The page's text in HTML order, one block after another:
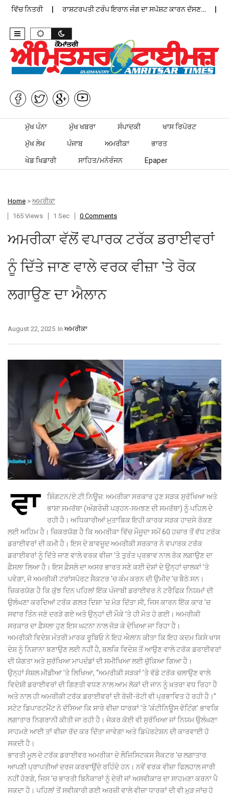
ਵਿੱਚ ਨਿਤਰੀ ਰਾਸ਼ਟਰਪਤੀ ਟਰੰਪ ਇਰਾਨ ਜੰਗ ਦਾ ਸਪੱਸ਼ਟ ਕਾਰਨ ਦੱਸਣ…
Skip to content
ਮੁੱਖ ਪੰਨਾ ਮੁੱਖ ਖਬਰਾ ਸੰਪਾਦਕੀ ਖਾਸ ਰਿਪੋਰਟ
ਮੁੱਖ ਲੇਖ ਪੰਜਾਬ ਅਮਰੀਕਾ ਭਾਰਤ
ਖੇਡ ਖਿਡਾਰੀ ਸਾਹਿਤ/ਮਨੋਰੰਜਨ Epaper
Home > ਅਮਰੀਕਾ
165 Views
1 Sec 0 Comments
ਅਮਰੀਕਾ ਵੱਲੋਂ ਵਪਾਰਕ ਟਰੱਕ ਡਰਾਈਵਰਾਂ
ਨੂੰ ਦਿੱਤੇ ਜਾਣ ਵਾਲੇ ਵਰਕ ਵੀਜ਼ਾ ’ਤੇ ਰੋਕ
ਲਗਾਉਣ ਦਾ ਐਲਾਨ
In ਅਮਰੀਕਾ
August 22, 2025
ਵਾ
ਸ਼ਿੰਗਟਨ/ਏ.ਟੀ.ਨਿਊਜ਼: ਅਮਰੀਕਾ ਸਰਕਾਰ ਹੁਣ ਸੜਕ ਸੁਰੱਖਿਆ ਅਤੇ
ਭਾਸ਼ਾ ਸਮਰੱਥਾ (ਅੰਗਰੇਜ਼ੀ ਪੜ੍ਹਨ-ਸਮਝਣ ਦੀ ਸਮਰੱਥਾ) ਨੂੰ ਪਹਿਲ ਦੇ
ਰਹੀ ਹੈ। ਅਧਿਕਾਰੀਆਂ ਮੁਤਾਬਿਕ ਇਹੀ ਕਾਰਕ ਸੜਕ ਹਾਦਸੇ ਰੋਕਣ
ਲਈ ਅਹਿਮ ਹੈ। ਜ਼ਿਕਰਯੋਗ ਹੈ ਕਿ ਅਮਰੀਕਾ ਵਿੱਚ ਮੌਜੂਦਾ ਸਮੇਂ 60 ਹਜ਼ਾਰ ਤੋਂ ਵੱਧ ਟਰੱਕ
ਡਰਾਈਵਰਾਂ ਦੀ ਕਮੀ ਹੈ। ਇਸ ਦੇ ਬਾਵਜੂਦ ਅਮਰੀਕੀ ਸਰਕਾਰ ਨੇ ਵਪਾਰਕ ਟਰੱਕ
ਡਰਾਈਵਰਾਂ ਨੂੰ ਦਿੱਤੇ ਜਾਣ ਵਾਲੇ ਵਰਕ ਵੀਜ਼ਾ ’ਤੇ ਤੁਰੰਤ ਪ੍ਰਭਾਵ ਨਾਲ ਰੋਕ ਲਗਾਉਣ ਦਾ
ਫ਼ੈਸਲਾ ਲਿਆ ਹੈ। ਇਸ ਫ਼ੈਸਲੇ ਦਾ ਅਸਰ ਭਾਰਤ ਸਣੇ ਕਈ ਦੇਸ਼ਾਂ ਦੇ ਉਨ੍ਹਾਂ ਚਾਲਕਾਂ ’ਤੇ
ਪਵੇਗਾ, ਜੋ ਅਮਰੀਕੀ ਟਰਾਂਸਪੋਰਟ ਸੈਕਟਰ ’ਚ ਕੰਮ ਕਰਨ ਦੀ ਉਮੀਦ ’ਚ ਬੈਠੇ ਸਨ।
ਜ਼ਿਕਰਯੋਗ ਹੈ ਕਿ ਕੁੱਝ ਦਿਨ ਪਹਿਲਾਂ ਇੱਕ ਪੰਜਾਬੀ ਡਰਾਈਵਰ ਨੇ ਟਰੈਫਿਕ ਨਿਯਮਾਂ ਦੀ
ਉਲੰਘਣਾ ਕਰਦਿਆਂ ਟਰੱਕ ਗਲਤ ਦਿਸ਼ਾ ’ਚ ਮੋੜ ਦਿੱਤਾ ਸੀ, ਜਿਸ ਕਾਰਨ ਇੱਕ ਕਾਰ ’ਚ
ਸਵਾਰ ਤਿੰਨ ਜਣੇ ਦਰੜੇ ਗਏ ਅਤੇ ਉਨ੍ਹਾਂ ਦੀ ਮੌਕੇ ’ਤੇ ਹੀ ਮੌਤ ਹੋ ਗਈ। ਅਮਰੀਕੀ
ਸਰਕਾਰ ਦਾ ਫ਼ੈਸਲਾ ਹੁਣ ਇਸ ਘਟਨਾ ਨਾਲ ਜੋੜ ਕੇ ਦੇਖਿਆ ਜਾ ਰਿਹਾ ਹੈ।
ਅਮਰੀਕੀ ਵਿਦੇਸ਼ ਮੰਤਰੀ ਮਾਰਕ ਰੂਬਿਓ ਨੇ ਇਹ ਐਲਾਨ ਕੀਤਾ ਕਿ ਇਹ ਕਦਮ ਕਿਸੇ ਖਾਸ
ਦੇਸ਼ ਨੂੰ ਨਿਸ਼ਾਨਾ ਬਣਾਉਣ ਲਈ ਨਹੀਂ ਹੈ, ਬਲਕਿ ਵਿਦੇਸ਼ ਤੋਂ ਆਉਣ ਵਾਲੇ ਟਰੱਕ ਡਰਾਈਵਰਾਂ
ਦੀ ਯੋਗਤਾ ਅਤੇ ਸੁਰੱਖਿਆ ਮਾਪਦੰਡਾਂ ਦੀ ਸਮੀਖਿਆ ਲਈ ਚੁੱਕਿਆ ਗਿਆ ਹੈ।
ਉਨ੍ਹਾਂ ਸੋਸ਼ਲ ਮੀਡੀਆ ’ਤੇ ਲਿਖਿਆ, ‘‘ਅਮਰੀਕੀ ਸੜਕਾਂ ’ਤੇ ਵੱਡੇ ਟਰੱਕ ਚਲਾਉਣ ਵਾਲੇ
ਵਿਦੇਸ਼ੀ ਡਰਾਈਵਰਾਂ ਦੀ ਗਿਣਤੀ ਵਧਣ ਨਾਲ ਆਮ ਲੋਕਾਂ ਦੀ ਜਾਨ ਨੂੰ ਖ਼ਤਰਾ ਵਧ ਰਿਹਾ ਹੈ
ਅਤੇ ਨਾਲ ਹੀ ਅਮਰੀਕੀ ਟਰੱਕ ਡਰਾਈਵਰਾਂ ਦੀ ਰੋਜ਼ੀ-ਰੋਟੀ ਵੀ ਪ੍ਰਭਾਵਿਤ ਹੋ ਰਹੀ ਹੈ।’’
ਸਟੇਟ ਡਿਪਾਰਟਮੈਂਟ ਨੇ ਦੱਸਿਆ ਕਿ ਸਾਰੇ ਵੀਜ਼ਾ ਧਾਰਕਾਂ ’ਤੇ ‘ਕੰਟੀਨਿਊਸ ਵੋਟਿੰਗ’ ਭਾਵਕਿ
ਲਗਾਤਾਰ ਨਿਗਰਾਨੀ ਕੀਤੀ ਜਾ ਰਹੀ ਹੈ। ਜੇਕਰ ਕੋਈ ਵੀ ਸੁਰੱਖਿਆ ਜਾਂ ਨਿਯਮ ਉਲੰਘਣਾ
ਸਾਹਮਣੇ ਆਈ ਤਾਂ ਵੀਜ਼ਾ ਰੱਦ ਕਰ ਦਿੱਤਾ ਜਾਵੇਗਾ ਅਤੇ ਡਿਪੋਰਟੇਸ਼ਨ ਦੀ ਕਾਰਵਾਈ ਹੋ
ਸਕਦੀ ਹੈ।
ਭਾਰਤੀ ਮੂਲ ਦੇ ਟਰੱਕ ਡਰਾਈਵਰ ਅਮਰੀਕਾ ਦੇ ਲੌਜਿਸਿਟਕਸ ਸੈਕਟਰ ’ਚ ਲਗਾਤਾਰ
ਆਪਣੀ ਪ੍ਰਾਪਤੀਆਂ ਦਰਜ ਕਰਵਾਉਂਦੇ ਰਹਿੰਦੇ ਹਨ। ਨਵੇਂ ਵਰਕ ਵੀਜ਼ਾ ਫਿਲਹਾਲ ਜਾਰੀ
ਨਹੀਂ ਹੋਣਗੇ, ਜਿਸ ’ਚ ਭਾਰਤੀ ਬਿਨੈਕਾਰਾਂ ਨੂੰ ਦੇਰੀ ਜਾਂ ਅਸਵੀਕਾਰ ਦਾ ਸਾਹਮਣਾ ਕਰਨਾ ਪੈ
ਸਕਦਾ ਹੈ। ਪਹਿਲਾਂ ਤੋਂ ਸਵੀਕਾਰੀ ਗਈ ਅਰਜ਼ੀ ਵਾਲੇ ਵੀਜ਼ਾ ਧਾਰਕਾਂ ਦੀ ਵੀ ਮੁੜ ਜਾਂਚ ਹੋ